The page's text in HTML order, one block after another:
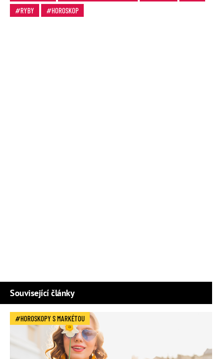
RYBY
HOROSKOP
Související články
HOROSKOPY S MARKÉTOU